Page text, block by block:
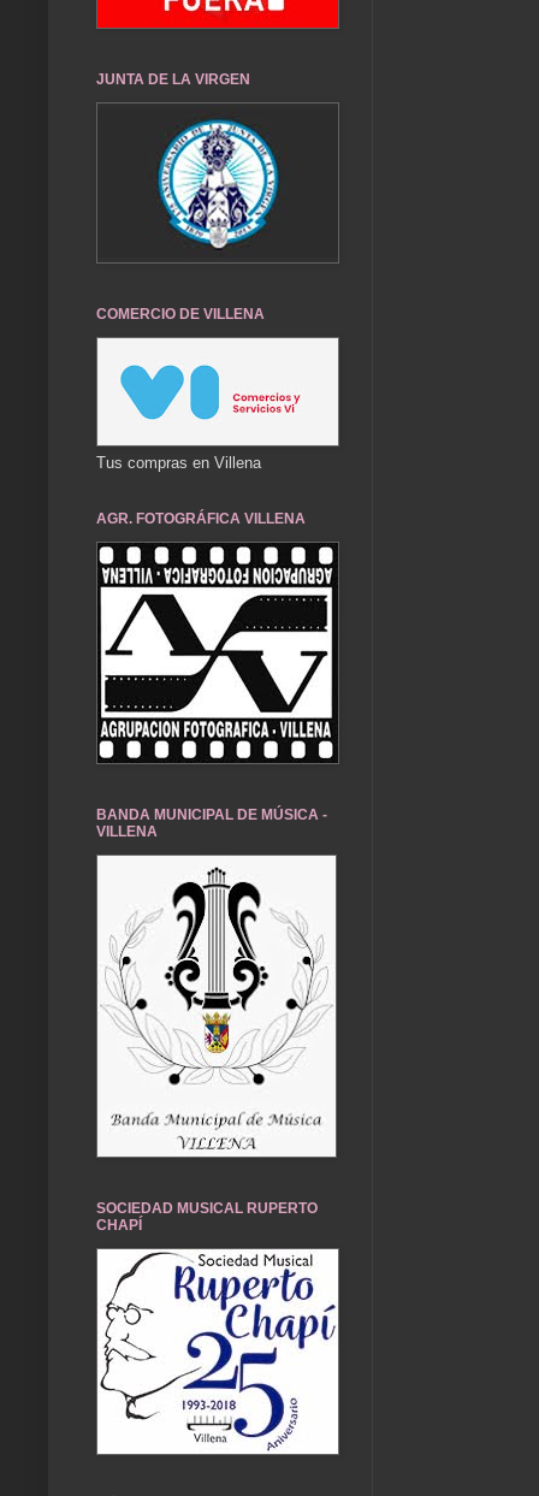
JUNTA DE LA VIRGEN
COMERCIO DE VILLENA
Tus compras en Villena
AGR. FOTOGRÁFICA VILLENA
BANDA MUNICIPAL DE MÚSICA -
VILLENA
SOCIEDAD MUSICAL RUPERTO
CHAPÍ